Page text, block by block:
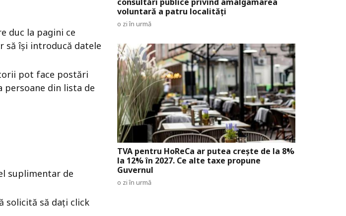
duc la pagini ce
să își introducă datele
pot face postări
din lista de
suplimentar de
solicită să dați click
voluntară a patru localități
o zi în urmă
TVA pentru HoReCa ar putea crește de la 8%
la 12% în 2027. Ce alte taxe propune
Guvernul
o zi în urmă